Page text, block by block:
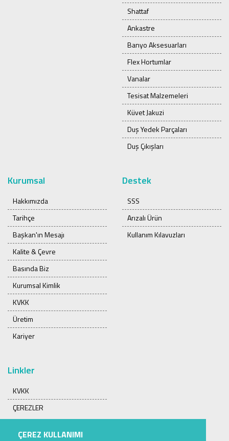
Shattaf
Ankastre
Banyo Aksesuarları
Flex Hortumlar
Vanalar
Tesisat Malzemeleri
Küvet Jakuzi
Duş Yedek Parçaları
Duş Çıkışları
Kurumsal
Hakkımızda
Tarihçe
Başkan'ın Mesajı
Kalite & Çevre
Basında Biz
Kurumsal Kimlik
KVKK
Üretim
Kariyer
Destek
SSS
Arızalı Ürün
Kullanım Kılavuzları
Linkler
KVKK
ÇEREZLER
ÇEREZ KULLANIMI